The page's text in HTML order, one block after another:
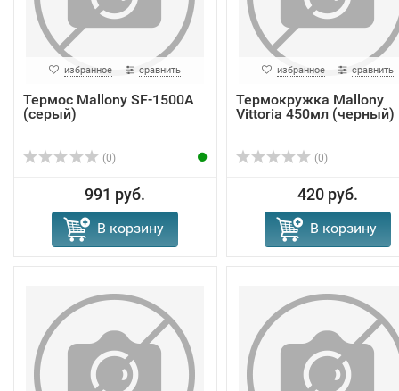
избранное сравнить
Термос Mallony SF-1500A
(серый)
(0)
991 руб.
В корзину
избранное сравнить
Термокружка Mallony
Vittoria 450мл (черный)
(0)
420 руб.
В корзину